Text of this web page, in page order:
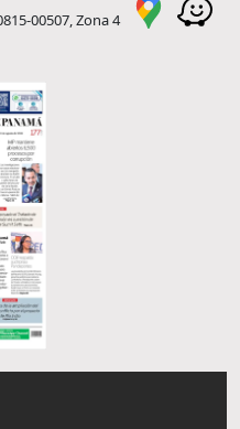
00507, Zona 4